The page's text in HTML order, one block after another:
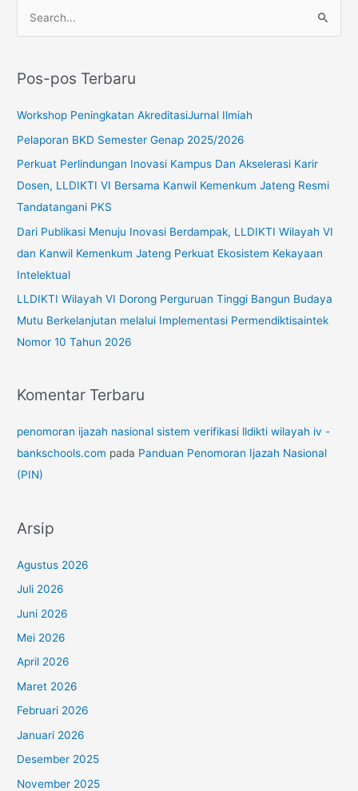
i
u
k
:
Pos-pos Terbaru
Workshop Peningkatan AkreditasiJurnal Ilmiah
Pelaporan BKD Semester Genap 2025/2026
Perkuat Perlindungan Inovasi Kampus Dan Akselerasi Karir
Dosen, LLDIKTI VI Bersama Kanwil Kemenkum Jateng Resmi
Tandatangani PKS
Dari Publikasi Menuju Inovasi Berdampak, LLDIKTI Wilayah VI
dan Kanwil Kemenkum Jateng Perkuat Ekosistem Kekayaan
Intelektual
LLDIKTI Wilayah VI Dorong Perguruan Tinggi Bangun Budaya
Mutu Berkelanjutan melalui Implementasi Permendiktisaintek
Nomor 10 Tahun 2026
Komentar Terbaru
penomoran ijazah nasional sistem verifikasi lldikti wilayah iv -
bankschools.com pada Panduan Penomoran Ijazah Nasional
(PIN)
Arsip
Agustus 2026
Juli 2026
Juni 2026
Mei 2026
April 2026
Maret 2026
Februari 2026
Januari 2026
Desember 2025
November 2025